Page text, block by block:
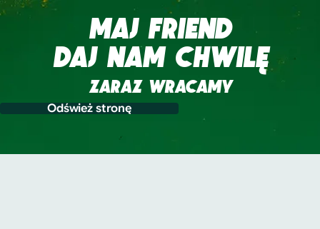
MAJ FRIEND
DAJ NAM CHWILĘ
ZARAZ WRACAMY
Odśwież stronę